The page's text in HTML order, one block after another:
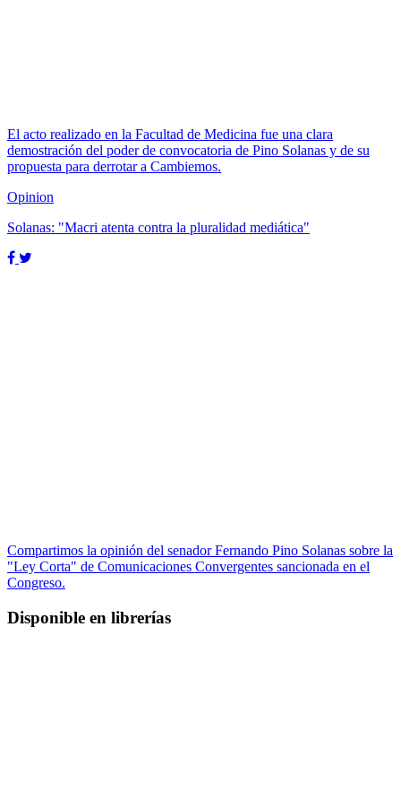
El acto realizado en la Facultad de Medicina fue una clara
demostración del poder de convocatoria de Pino Solanas y de su
propuesta para derrotar a Cambiemos.
Opinion
Solanas: "Macri atenta contra la pluralidad mediática"
Compartimos la opinión del senador Fernando Pino Solanas sobre la
"Ley Corta" de Comunicaciones Convergentes sancionada en el
Congreso.
Disponible en librerías